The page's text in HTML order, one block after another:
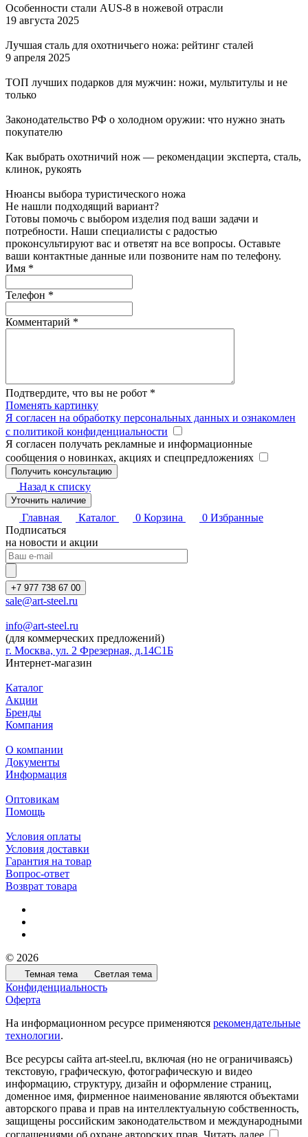
Особенности стали AUS-8 в ножевой отрасли
19 августа 2025
Лучшая сталь для охотничьего ножа: рейтинг сталей
9 апреля 2025
ТОП лучших подарков для мужчин: ножи, мультитулы и не
только
Законодательство РФ о холодном оружии: что нужно знать
покупателю
Как выбрать охотничий нож — рекомендации эксперта, сталь,
клинок, рукоять
Нюансы выбора туристического ножа
Не нашли подходящий вариант?
Готовы помочь с выбором изделия под ваши задачи и
потребности. Наши специалисты с радостью
проконсультируют вас и ответят на все вопросы. Оставьте
ваши контактные данные или позвоните нам по телефону.
Имя *
Телефон *
Комментарий *
Подтвердите, что вы не робот *
Поменять картинку
Я согласен на обработку персональных данных и ознакомлен
с политикой конфиденциальности
Я согласен получать рекламные и информационные
сообщения о новинках, акциях и спецпредложениях
Назад к списку
Уточнить наличие
Главная Каталог 0 Корзина 0 Избранные
Подписаться
на новости и акции
+7 977 738 67 00
sale@art-steel.ru
info@art-steel.ru
(для коммерческих предложений)
г. Москва, ул. 2 Фрезерная, д.14С1Б
Интернет-магазин
Каталог
Акции
Бренды
Компания
О компании
Документы
Информация
Оптовикам
Помощь
Условия оплаты
Условия доставки
Гарантия на товар
Вопрос-ответ
Возврат товара
© 2026
Темная тема Светлая тема
Конфиденциальность
Оферта
На информационном ресурсе применяются рекомендательные
технологии.
Все ресурсы сайта art-steel.ru, включая (но не ограничиваясь)
текстовую, графическую, фотографическую и видео
информацию, структуру, дизайн и оформление страниц,
доменное имя, фирменное наименование являются объектами
авторского права и прав на интеллектуальную собственность,
защищены российским законодательством и международными
соглашениями об охране авторских прав. Читать далее